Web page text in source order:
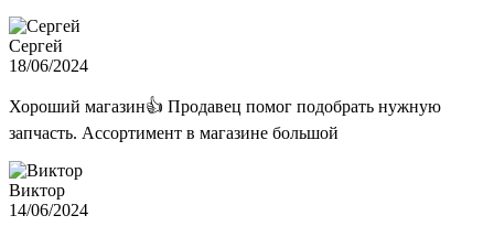
Сергей
18/06/2024
Хороший магазин👍 Продавец помог подобрать нужную
запчасть. Ассортимент в магазине большой
Виктор
14/06/2024